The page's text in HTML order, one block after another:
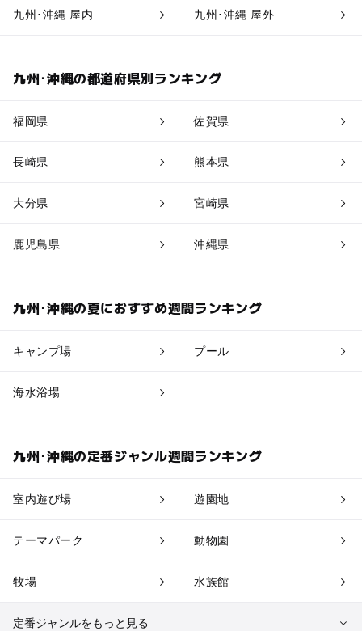
九州･沖縄 屋内 九州･沖縄 屋外
九州･沖縄の都道府県別ランキング
福岡県 佐賀県
長崎県 熊本県
大分県 宮崎県
鹿児島県 沖縄県
九州･沖縄の夏におすすめ週間ランキング
キャンプ場 プール
海水浴場
九州･沖縄の定番ジャンル週間ランキング
室内遊び場 遊園地
テーマパーク 動物園
牧場 水族館
定番ジャンルをもっと見る